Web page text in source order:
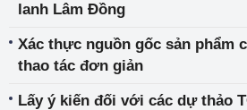
lanh Lâm Đồng
Xác thực nguồn gốc sản phẩm
thao tác đơn giản
Lấy ý kiến đối với các dự thảo